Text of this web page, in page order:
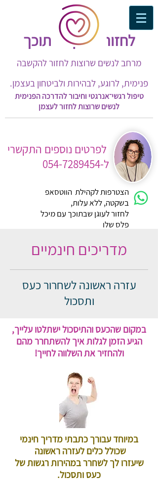
לחזור לעוגן שבתוכך​
מרחב לנשים שרוצות לחזור להקשבה
פנימית, לרוגע, לבהירות ולביטחון בעצמן.
טיפול רגשי־אנרגטי וחיבור להדרכה הפנימית
לנשים שרוצות לחזור לעצמן
לפרטים נוספים התקשרי
ל-054-7289454
הצטרפות לקהילת הווטסאפ
בשקטה, ללא עלות,
לחזור לעוגן שבתוכך עם מיכל
פלס שלו
מדריכים חינמיים
עזרה ראשונה לשחרור כעס
ותסכול
במקום שהכעס והתיסכול ישתלטו עלייך,
הגיע הזמן לגלות איך להשתחרר מהם
ולהחזיר את השלווה לחייך!
במיוחד עבורך כתבתי מדריך חינמי
שכולל כלים לעזרה ראשונה
שיעזרו לך לשחרר במהירות רגשות של
כעס ותסכול.